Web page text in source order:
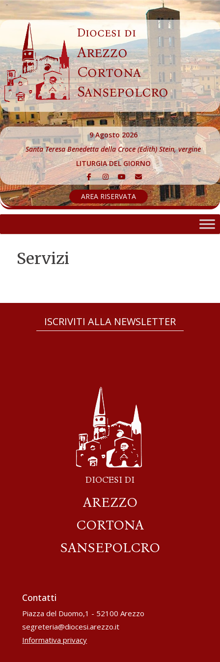
Skip
to
content
Diocesi di
Arezzo
Cortona
Sansepolcro
9 Agosto 2026
Santa Teresa Benedetta della Croce (Edith) Stein, vergine
LITURGIA DEL GIORNO
AREA RISERVATA
Servizi
ISCRIVITI ALLA NEWSLETTER
DIOCESI DI
AREZZO
CORTONA
SANSEPOLCRO
Contatti
Piazza del Duomo,1 - 52100 Arezzo
segreteria@diocesi.arezzo.it
Informativa privacy